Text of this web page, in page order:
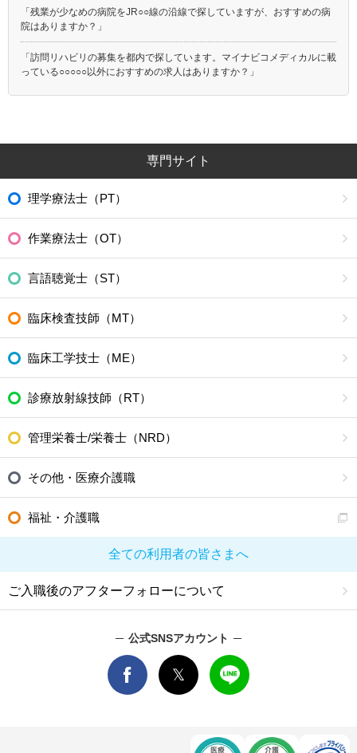
「残業が少なめの病院をJR○○線の沿線で探していますが、おすすめの病
院はありますか？」
「訪問リハビリの募集を都内で探しています。マイナビコメディカルに載
っている○○○○○以外におすすめの求人はありますか？」
専門サイト
理学療法士（PT）
作業療法士（OT）
言語聴覚士（ST）
臨床検査技師（MT）
臨床工学技士（ME）
診療放射線技師（RT）
管理栄養士/栄養士（NRD）
その他・医療介護職
福祉・介護職
全ての利用者の皆さまへ
ご入職後のアフターフォローについて
公式SNSアカウント